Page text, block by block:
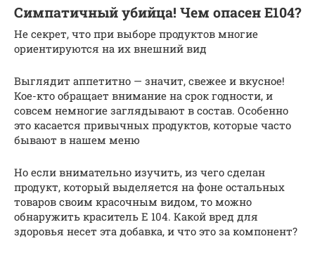
Симпатичный убийца! Чем опасен Е104?
Не секрет, что при выборе продуктов многие
ориентируются на их внешний вид
Выглядит аппетитно — значит, свежее и вкусное!
Кое-кто обращает внимание на срок годности, и
совсем немногие заглядывают в состав. Особенно
это касается привычных продуктов, которые часто
бывают в нашем меню
Но если внимательно изучить, из чего сделан
продукт, который выделяется на фоне остальных
товаров своим красочным видом, то можно
обнаружить краситель Е 104. Какой вред для
здоровья несет эта добавка, и что это за компонент?